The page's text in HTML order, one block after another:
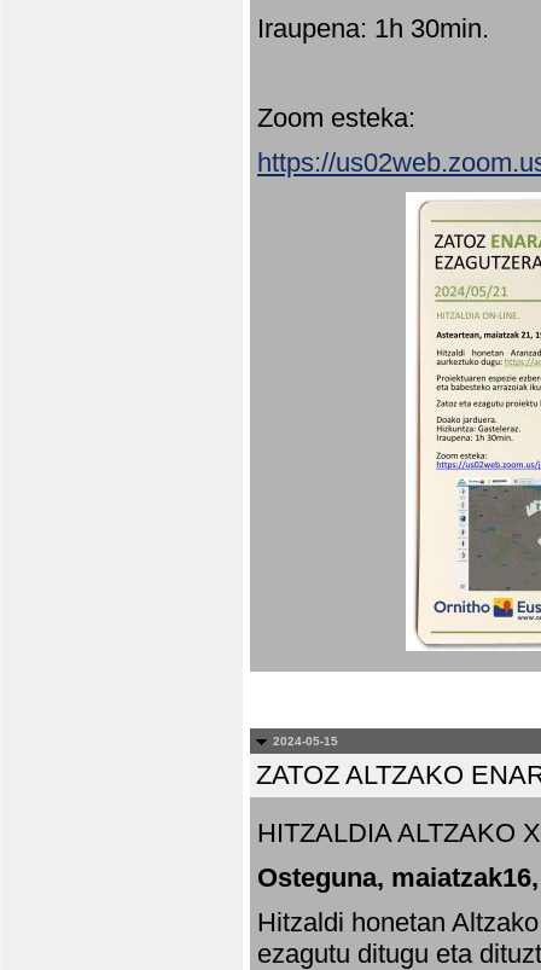
Iraupena: 1h 30min.
Zoom esteka:
https://
2024-05-15
ZATOZ ALTZAKO
HITZALDIA ALTZAKO
Osteguna,
Hitzaldi honetan
ezagutu ditugu eta